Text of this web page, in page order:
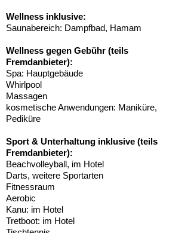
Wellness inklusive:
Saunabereich: Dampfbad, Hamam
Wellness gegen Gebühr (teils
Fremdanbieter):
Spa: Hauptgebäude
Whirlpool
Massagen
kosmetische Anwendungen: Maniküre,
Pediküre
Sport & Unterhaltung inklusive (teils
Fremdanbieter):
Beachvolleyball, im Hotel
Darts, weitere Sportarten
Fitnessraum
Aerobic
Kanu: im Hotel
Tretboot: im Hotel